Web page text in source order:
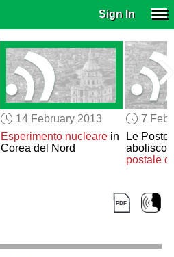
Sign In
14 February 2013
Esperimento nuclearein
Corea del Nord
7
Le Poste
postale